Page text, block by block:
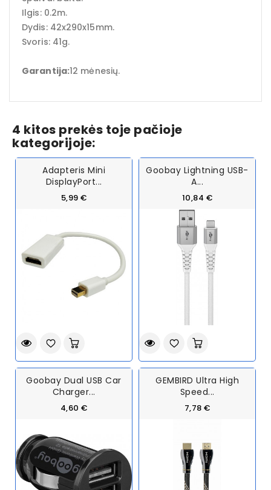
Ilgis: 0.2m.
Dydis: 42x290x15mm.
Svoris: 41g.
Garantija:12 mėnesių.
4 kitos prekės toje pačioje
kategorijoje:
Adapteris Mini
DisplayPort...
5,99 €
Goobay Lightning USB-
A...
10,84 €
Goobay Dual USB Car
Charger...
4,60 €
GEMBIRD Ultra High
Speed...
7,78 €